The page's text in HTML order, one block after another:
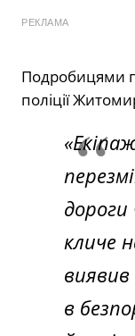
РЕКЛАМА
Подробицями
поліції
кличе
виявив
в